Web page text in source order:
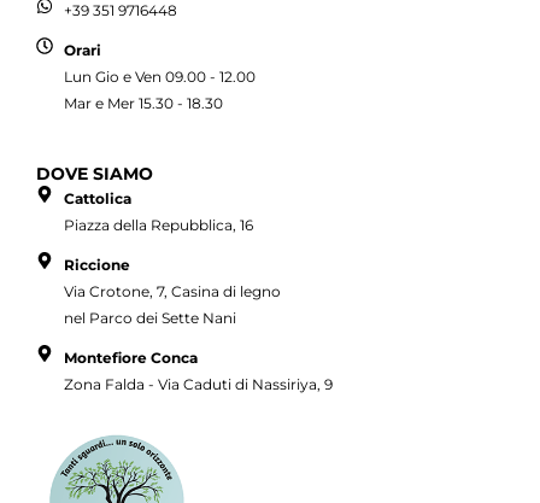
+39 351 9716448
Orari
Lun Gio e Ven 09.00 - 12.00
Mar e Mer 15.30 - 18.30
DOVE SIAMO
Cattolica
Piazza della Repubblica, 16
Riccione
Via Crotone, 7, Casina di legno
nel Parco dei Sette Nani
Montefiore Conca
Zona Falda - Via Caduti di Nassiriya, 9